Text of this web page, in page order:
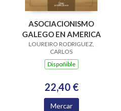
ASOCIACIONISMO
GALEGO EN AMERICA
LOUREIRO RODRIGUEZ,
CARLOS
Dispoñible
22,40 €
Mercar